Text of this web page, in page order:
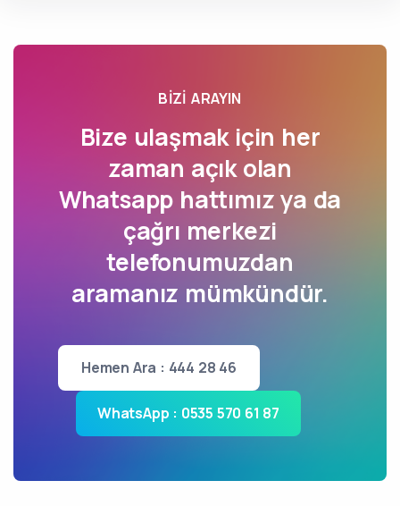
BIZI ARAYIN
Bize ulaşmak için her
zaman açık olan
Whatsapp hattımız ya da
çağrı merkezi
telefonumuzdan
aramanız mümkündür.
Hemen Ara : 444 28 46
WhatsApp : 0535 570 61 87